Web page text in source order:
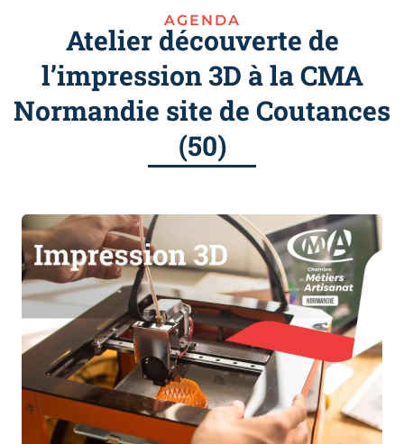
AGENDA
Atelier découverte de
l’impression 3D à la CMA
Normandie site de Coutances
(50)